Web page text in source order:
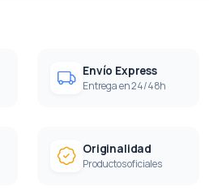
Envío Express
Entrega en 24/48h
Originalidad
Productos oficiales